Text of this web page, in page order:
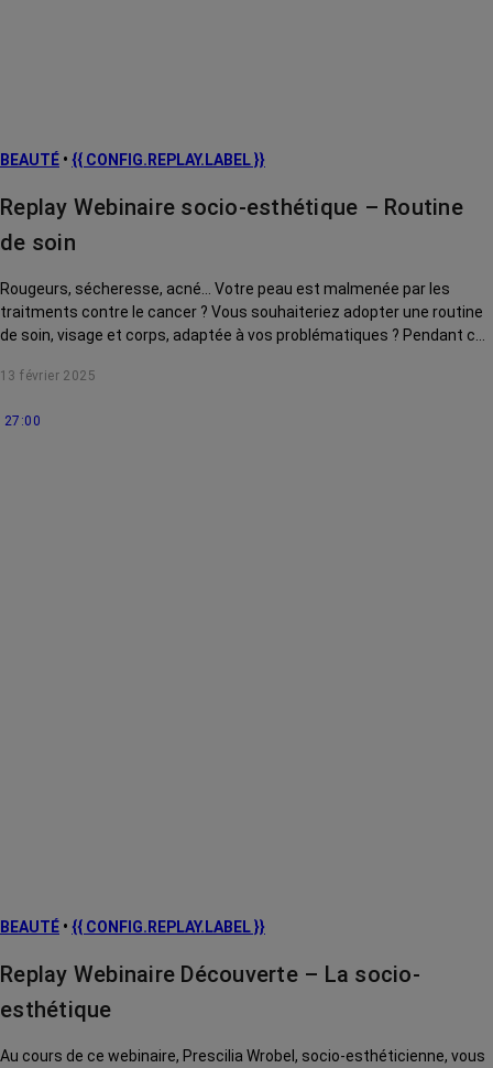
BEAUTÉ • {{ CONFIG.REPLAY.LABEL }}
Replay Webinaire socio-esthétique – Routine
de soin
Rougeurs, sécheresse, acné... Votre peau est malmenée par les
traitments contre le cancer ? Vous souhaiteriez adopter une routine
de soin, visage et corps, adaptée à vos problématiques ? Pendant ce
produits incontournables, à avoir dans votre salle de bain pour
juillet 2024.
13 février 2025
27:00
BEAUTÉ • {{ CONFIG.REPLAY.LABEL }}
Replay Webinaire Découverte – La socio-
esthétique
Au cours de ce webinaire, Prescilia Wrobel, socio-esthéticienne, vous